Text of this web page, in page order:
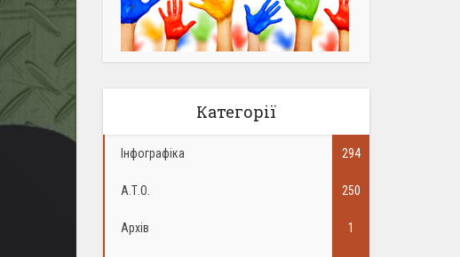
Категорії
Інфографіка 294
А.Т.О. 250
Архів 1